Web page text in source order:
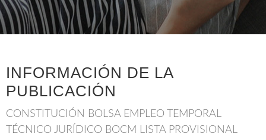
INFORMACIÓN DE LA
PUBLICACIÓN
CONSTITUCIÓN BOLSA EMPLEO TEMPORAL
TÉCNICO JURÍDICO BOCM LISTA PROVISIONAL